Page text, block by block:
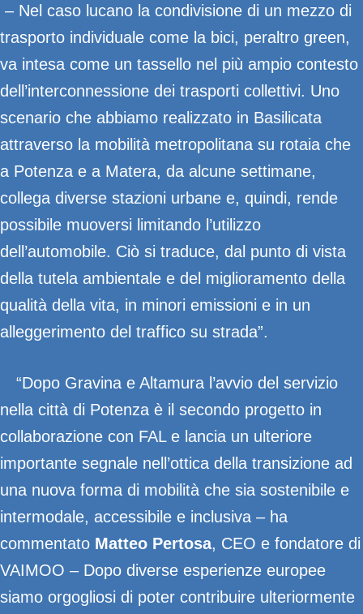
– Nel caso lucano la condivisione di un mezzo di
trasporto individuale come la bici, peraltro green,
va intesa come un tassello nel più ampio contesto
dell’interconnessione dei trasporti collettivi. Uno
scenario che abbiamo realizzato in Basilicata
attraverso la mobilità metropolitana su rotaia che
a Potenza e a Matera, da alcune settimane,
collega diverse stazioni urbane e, quindi, rende
possibile muoversi limitando l’utilizzo
dell’automobile. Ciò si traduce, dal punto di vista
della tutela ambientale e del miglioramento della
qualità della vita, in minori emissioni e in un
alleggerimento del traffico su strada”.
“Dopo Gravina e Altamura l’avvio del servizio
nella città di Potenza è il secondo progetto in
collaborazione con FAL e lancia un ulteriore
importante segnale nell’ottica della transizione ad
una nuova forma di mobilità che sia sostenibile e
intermodale, accessibile e inclusiva – ha
commentato Matteo Pertosa, CEO e fondatore di
VAIMOO – Dopo diverse esperienze europee
siamo orgogliosi di poter contribuire ulteriormente